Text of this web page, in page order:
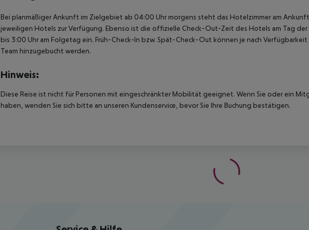
Bei planmäßiger Ankunft im Zielgebiet ab 04:00 Uhr morgens steht das Hotelzimmer am
jeweiligen Hotels zur Verfügung. Ebenso ist die offizielle Check-Out-Zeit des Hotels am Tag der
bis 3:00 Uhr am Folgetag ein. Früh-Check-In bzw. Spät-Check-Out können je nach
Team hinzugebucht werden.
Hinweis:
Diese Reise ist nicht für Personen mit eingeschränkter Mobilität geeignet. Wenn Sie oder ein
haben, wenden Sie sich bitte an unseren Kundenservice, bevor Sie Ihre Buchung bestätigen.